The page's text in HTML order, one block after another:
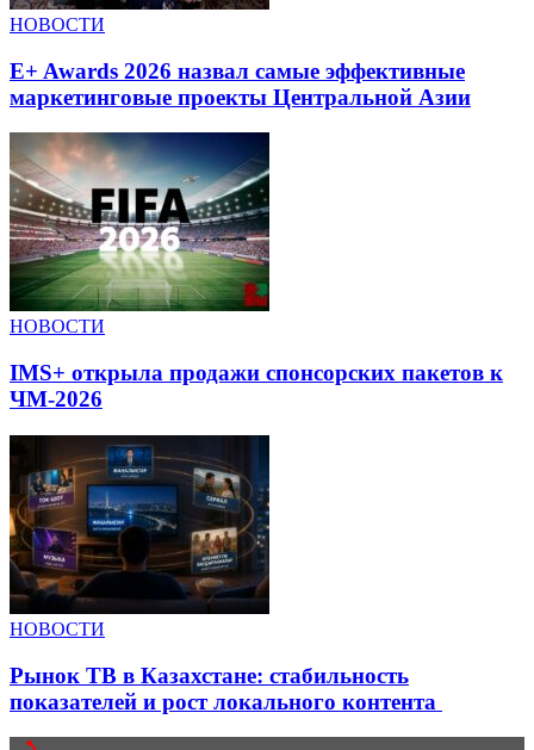
НОВОСТИ
E+ Awards 2026 назвал самые эффективные
маркетинговые проекты Центральной Азии
НОВОСТИ
IMS+ открыла продажи спонсорских пакетов к
ЧМ-2026
НОВОСТИ
Рынок ТВ в Казахстане: стабильность
показателей и рост локального контента